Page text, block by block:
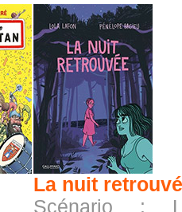
La nuit
Scénario :